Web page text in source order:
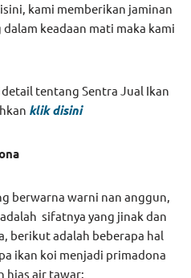
kami memberikan jaminan
keadaan mati maka kami
tentang Sentra Jual Ikan
klik disini
berwarna warni nan anggun,
sifatnya yang jinak dan
berikut adalah beberapa hal
ikan koi menjadi primadona
hias air tawar: